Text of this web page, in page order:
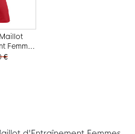
Femmes
€